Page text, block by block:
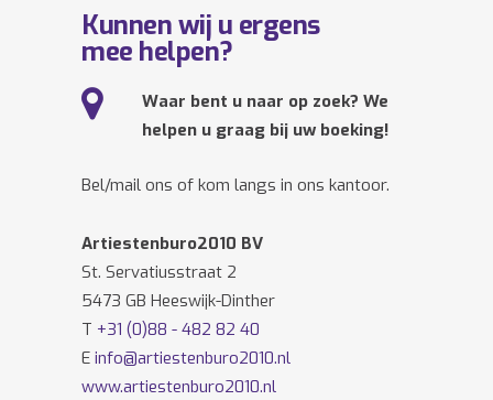
Kunnen wij u ergens
mee helpen?
Waar bent u naar op zoek? We
helpen u graag bij uw boeking!
Bel/mail ons of kom langs in ons kantoor.
Artiestenburo2010 BV
St. Servatiusstraat 2
5473 GB Heeswijk-Dinther
T +31 (0)88 - 482 82 40
E info@artiestenburo2010.nl
www.artiestenburo2010.nl